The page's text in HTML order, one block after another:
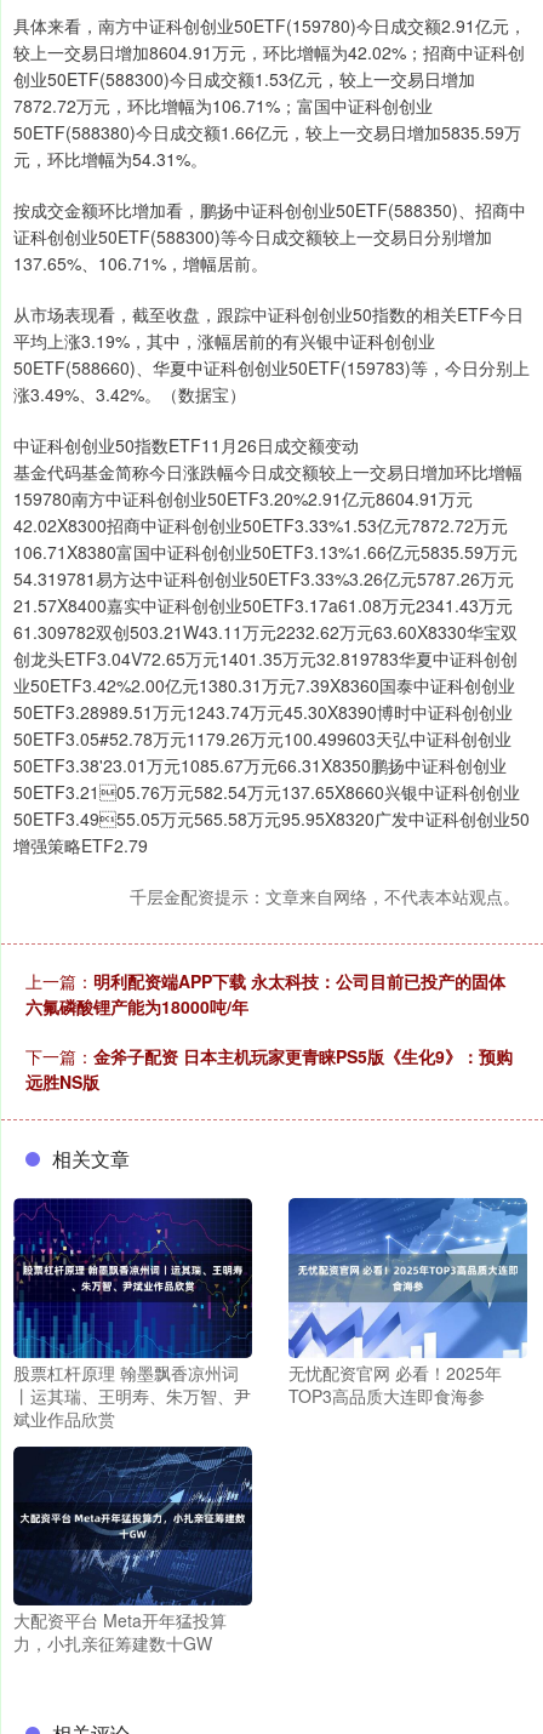
具体来看，南方中证科创创业50ETF(159780)今日成交额2.91亿元，
较上一交易日增加8604.91万元，环比增幅为42.02%；招商中证科创
创业50ETF(588300)今日成交额1.53亿元，较上一交易日增加
7872.72万元，环比增幅为106.71%；富国中证科创创业
50ETF(588380)今日成交额1.66亿元，较上一交易日增加5835.59万
元，环比增幅为54.31%。
按成交金额环比增加看，鹏扬中证科创创业50ETF(588350)、招商中
证科创创业50ETF(588300)等今日成交额较上一交易日分别增加
137.65%、106.71%，增幅居前。
从市场表现看，截至收盘，跟踪中证科创创业50指数的相关ETF今日
平均上涨3.19%，其中，涨幅居前的有兴银中证科创创业
50ETF(588660)、华夏中证科创创业50ETF(159783)等，今日分别上
涨3.49%、3.42%。（数据宝）
中证科创创业50指数ETF11月26日成交额变动
基金代码基金简称今日涨跌幅今日成交额较上一交易日增加环比增幅
159780南方中证科创创业50ETF3.20%2.91亿元8604.91万元
42.02X8300招商中证科创创业50ETF3.33%1.53亿元7872.72万元
106.71X8380富国中证科创创业50ETF3.13%1.66亿元5835.59万元
54.319781易方达中证科创创业50ETF3.33%3.26亿元5787.26万元
21.57X8400嘉实中证科创创业50ETF3.17a61.08万元2341.43万元
61.309782双创503.21W43.11万元2232.62万元63.60X8330华宝双
创龙头ETF3.04V72.65万元1401.35万元32.819783华夏中证科创创
业50ETF3.42%2.00亿元1380.31万元7.39X8360国泰中证科创创业
50ETF3.28989.51万元1243.74万元45.30X8390博时中证科创创业
50ETF3.05#52.78万元1179.26万元100.499603天弘中证科创创业
50ETF3.38'23.01万元1085.67万元66.31X8350鹏扬中证科创创业
50ETF3.2105.76万元582.54万元137.65X8660兴银中证科创创业
50ETF3.4955.05万元565.58万元95.95X8320广发中证科创创业50
增强策略ETF2.79
千层金配资提示：文章来自网络，不代表本站观点。
上一篇： 明利配资端APP下载 永太科技：公司目前已投产的固体
六氟磷酸锂产能为18000吨/年
下一篇： 金斧子配资 日本主机玩家更青睐PS5版《生化9》：预购
远胜NS版
相关文章
股票杠杆原理 翰墨飘香凉州词
丨运其瑞、王明寿、朱万智、尹
斌业作品欣赏
无忧配资官网 必看！2025年
TOP3高品质大连即食海参
大配资平台 Meta开年猛投算
力，小扎亲征筹建数十GW